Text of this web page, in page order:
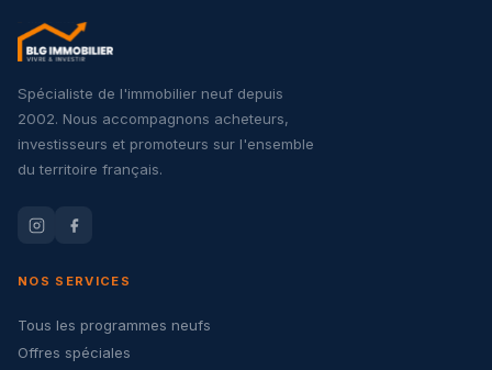
Spécialiste de l'immobilier neuf depuis
2002. Nous accompagnons acheteurs,
investisseurs et promoteurs sur l'ensemble
du territoire français.
NOS SERVICES
Tous les programmes neufs
Offres spéciales